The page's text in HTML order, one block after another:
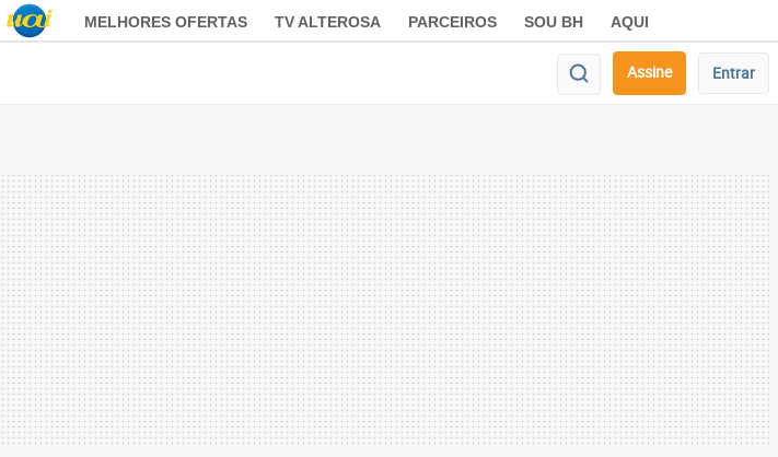
MELHORES OFERTAS TV ALTEROSA PARCEIROS SOU BH AQUI
Assine Entrar